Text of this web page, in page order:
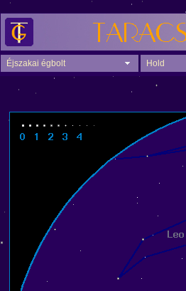
Éjszakai égbolt Hold